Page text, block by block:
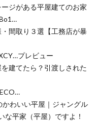
ジがある平屋建てのお家
間取り３選【工務店が暴
プレビュー
建てたら？引渡しされた
かわいい平屋｜ジャングル
な平家（平屋）ですよ！